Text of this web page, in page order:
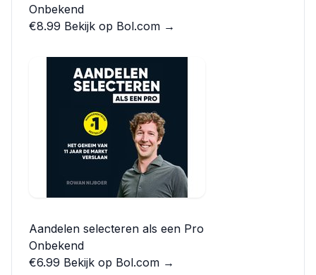
Onbekend
€8.99 Bekijk op Bol.com →
Aandelen selecteren als een Pro
Onbekend
€6.99 Bekijk op Bol.com →